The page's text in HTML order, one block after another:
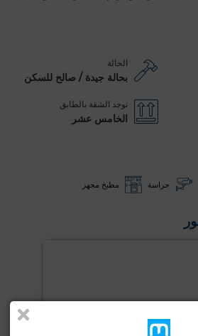
الحالة
بحالة جيدة / صالح للسكن
توجد الشقة بالطابق
الخامس عشر
حراسة مطبخ مجهز